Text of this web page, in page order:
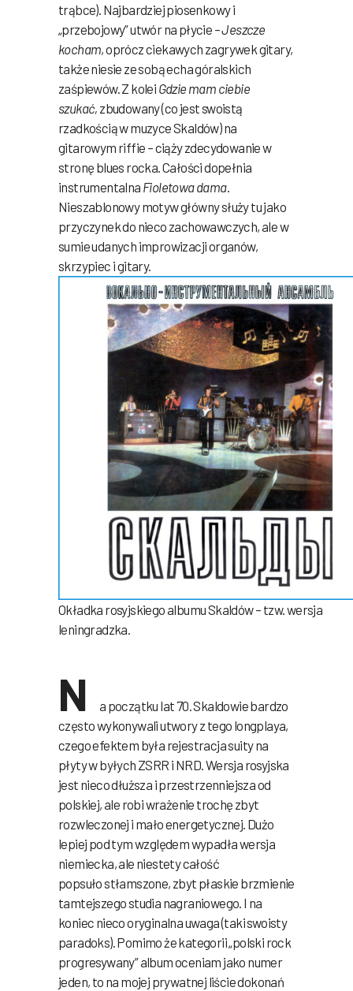
trąbce). Najbardziej piosenkowy i
„przebojowy” utwór na płycie –Jeszcze
kocham, oprócz ciekawych zagrywek gitary,
także niesie ze sobą echa góralskich
zaśpiewów. Z kolei Gdzie mam ciebie
szukać, zbudowany (co jest swoistą
rzadkością w muzyce Skaldów) na
gitarowym riffie – ciąży zdecydowanie w
stronę blues rocka. Całości dopełnia
instrumentalna Fioletowa dama.
Nieszablonowy motyw główny służy tu jako
przyczynek do nieco zachowawczych, ale w
sumie udanych improwizacji organów,
skrzypiec i gitary.
Okładka rosyjskiego albumu Skaldów – tzw. wersja
leningradzka.
N
a początku lat 70. Skaldowie bardzo
często wykonywali utwory z tego longplaya,
czego efektem była rejestracja suity na
płyty w byłych ZSRR i NRD. Wersja rosyjska
jest nieco dłuższa i przestrzenniejsza od
polskiej, ale robi wrażenie trochę zbyt
rozwleczonej i mało energetycznej. Dużo
lepiej pod tym względem wypadła wersja
niemiecka, ale niestety całość
popsuło stłamszone, zbyt płaskie brzmienie
tamtejszego studia nagraniowego. I na
koniec nieco oryginalna uwaga (taki swoisty
paradoks). Pomimo że kategorii „polski rock
progresywany” album oceniam jako numer
jeden, to na mojej prywatnej liście dokonań